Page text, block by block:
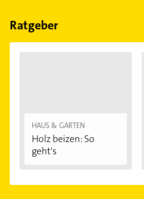
Feiertagen abweichen können.
Ratgeber
HAUS & GARTEN
Holz beizen: So
geht's